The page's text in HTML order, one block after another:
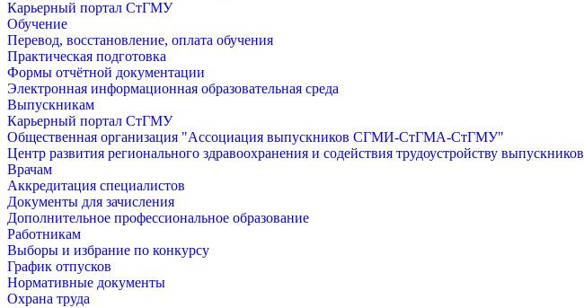
Карьерный портал СтГМУ
Обучение
Перевод, восстановление, оплата обучения
Практическая подготовка
Формы отчётной документации
Электронная информационная образовательная среда
Выпускникам
Карьерный портал СтГМУ
Общественная организация "Ассоциация выпускников СГМИ-СтГМА-СтГМУ"
Центр развития регионального здравоохранения и содействия трудоустройству выпускников
Врачам
Аккредитация специалистов
Документы для зачисления
Дополнительное профессиональное образование
Работникам
Выборы и избрание по конкурсу
График отпусков
Нормативные документы
Охрана труда